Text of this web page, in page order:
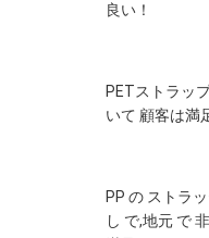
良い！
PETストラッ
いて 顧客は満
PP の ストラ
し で,地元 で